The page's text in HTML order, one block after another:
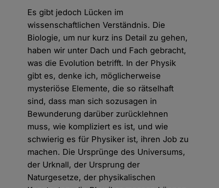
Es gibt jedoch Lücken im
wissenschaftlichen Verständnis. Die
Biologie, um nur kurz ins Detail zu gehen,
haben wir unter Dach und Fach gebracht,
was die Evolution betrifft. In der Physik
gibt es, denke ich, möglicherweise
mysteriöse Elemente, die so rätselhaft
sind, dass man sich sozusagen in
Bewunderung darüber zurücklehnen
muss, wie kompliziert es ist, und wie
schwierig es für Physiker ist, ihren Job zu
machen. Die Ursprünge des Universums,
der Urknall, der Ursprung der
Naturgesetze, der physikalischen